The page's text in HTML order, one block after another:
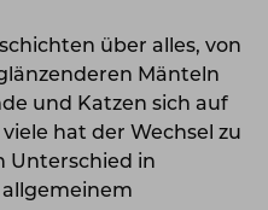
über alles, von
Mänteln
und Katzen sich auf
hat der Wechsel zu
Unterschied in